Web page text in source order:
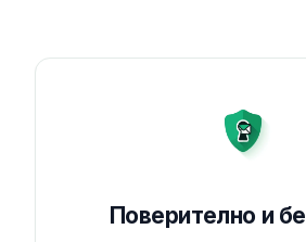
Поверително и